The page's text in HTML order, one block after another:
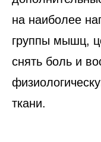
на наиболее
группы мышц,
снять боль и
ткани.